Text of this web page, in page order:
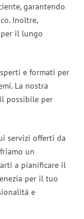
garantendo
Inoltre,
il lungo
e formati per
La nostra
possibile per
servizi offerti da
un
a pianificare il
per il tuo
e